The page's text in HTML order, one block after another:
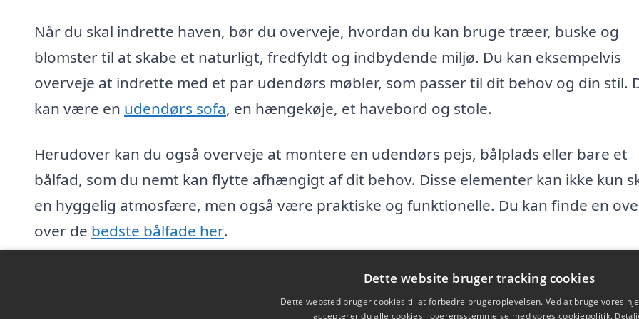
Når du skal indrette haven, bør du overveje, hvordan du kan bruge træer, buske og
blomster til at skabe et naturligt, fredfyldt og indbydende miljø. Du kan eksempelvis
overveje at indrette med et par udendørs møbler, som passer til dit behov og din stil.
kan være en udendørs sofa, en hængekøje, et havebord og stole.
Herudover kan du også overveje at montere en udendørs pejs, bålplads eller bare et
bålfad, som du nemt kan flytte afhængigt af dit behov. Disse elementer kan ikke kun
en hyggelig atmosfære, men også være praktiske og funktionelle. Du kan finde en
over de bedste bålfade her.
Sidst, men bestemt ikke mindst, så er belysning også et vigtigt element, når du skal
en hyggelig udendørs oase. Du kan tilføje udendørs lyskæder eller lanterner til at
Dette website bruger tracking cookies
Dette websted bruger cookies til at forbedre brugeroplevelsen. Ved at bruge vores
accepterer du alle cookies i overensstemmelse med vores cookiepolitik.